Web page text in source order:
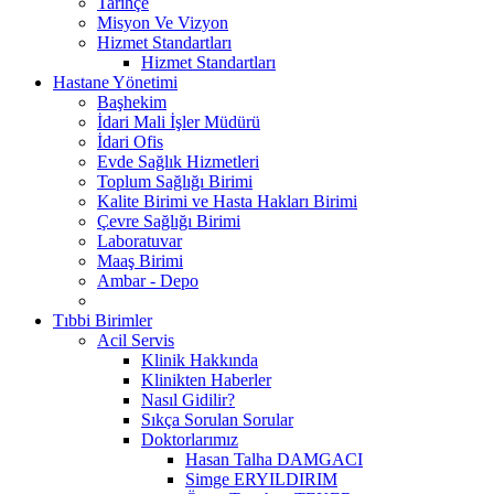
Misyon Ve Vizyon
Hizmet Standartları
Hizmet Standartları
Hastane Yönetimi
Başhekim
İdari Mali İşler Müdürü
İdari Ofis
Evde Sağlık Hizmetleri
Toplum Sağlığı Birimi
Kalite Birimi ve Hasta Hakları Birimi
Çevre Sağlığı Birimi
Laboratuvar
Maaş Birimi
Ambar - Depo
Tıbbi Birimler
Acil Servis
Klinik Hakkında
Klinikten Haberler
Nasıl Gidilir?
Sıkça Sorulan Sorular
Doktorlarımız
Hasan Talha DAMGACI
Simge ERYILDIRIM